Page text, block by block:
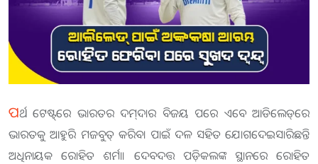
ପର୍ଥ ଟେଷ୍ଟ୍‌ରେ ଭାରତର ଦମ୍‌ଦାର ବିଜୟ ପରେ ଏବେ ଆଡିଲେଡ୍‌ରେ
ଭାରତକୁ ଆହୁରି ମଜବୁତ୍‌ କରିବା ପାଇଁ ଦଳ ସହିତ ଯୋଗଦେଇସାରିଛନ୍ତି
ଅଧିନାୟକ ରୋହିତ ଶର୍ମା। ଦେବଦତ୍ତ ପଡ଼ିକଲଙ୍କ ସ୍ଥାନରେ ରୋହିତ